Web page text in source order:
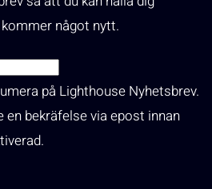
något nytt.
på Lighthouse Nyhetsbrev.
bekräfelse via epost innan